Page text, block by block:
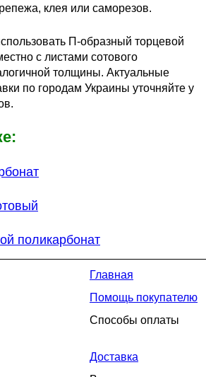
клея или саморезов.
П-образный торцевой
с листами сотового
толщины. Актуальные
по городам Украины уточняйте у
поликарбонат
Главная
Помощь покупателю
Способы оплаты
Доставка